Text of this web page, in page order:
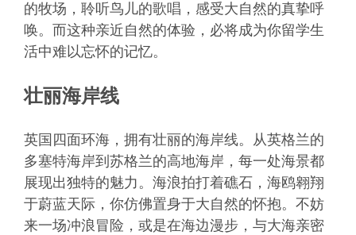
的牧场，聆听鸟儿的歌唱，感受大自然的真挚呼
唤。而这种亲近自然的体验，必将成为你留学生
活中难以忘怀的记忆。
壮丽海岸线
英国四面环海，拥有壮丽的海岸线。从英格兰的
多塞特海岸到苏格兰的高地海岸，每一处海景都
展现出独特的魅力。海浪拍打着礁石，海鸥翱翔
于蔚蓝天际，你仿佛置身于大自然的怀抱。不妨
来一场冲浪冒险，或是在海边漫步，与大海亲密